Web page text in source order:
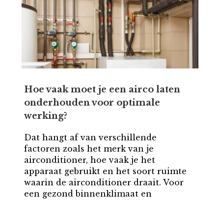
Hoe vaak moet je een airco laten
onderhouden voor optimale
werking?
Dat hangt af van verschillende
factoren zoals het merk van je
airconditioner, hoe vaak je het
apparaat gebruikt en het soort ruimte
waarin de airconditioner draait. Voor
een gezond binnenklimaat en